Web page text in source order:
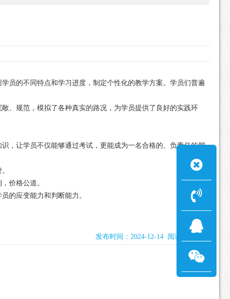
员的不同特点和学习进度，制定个性化的教学方案。学员们普遍
、规范，模拟了各种真实的路况，为学员提供了良好的实践环
，让学员不仅能够通过考试，更能成为一名合格的、负责任的驾
价格公道。
的应变能力和判断能力。
发布时间：2024-12-14 阅读：1254次